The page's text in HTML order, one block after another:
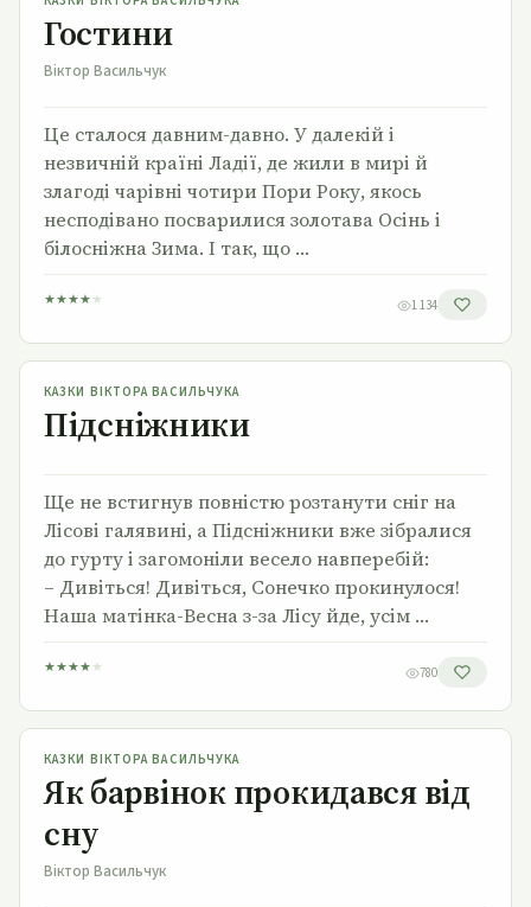
Гостини
Віктор Васильчук
Це сталося давним-давно. У далекій і
незвичній країні Ладії, де жили в мирі й
злагоді чарівні чотири Пори Року, якось
несподівано посварилися золотава Осінь і
білосніжна Зима. І так, що …
★★★★ ★ 1 134
Підсніжники
КАЗКИ ВІКТОРА ВАСИЛЬЧУКА
Підсніжники
Ще не встигнув повністю розтанути сніг на
Лісові галявині, а Підсніжники вже зібралися
до гурту і загомоніли весело навперебій:
– Дивіться! Дивіться, Сонечко прокинулося!
Наша матінка-Весна з-за Лісу йде, усім …
★★★★ ★ 780
Як барвінок прокидався від сну
КАЗКИ ВІКТОРА ВАСИЛЬЧУКА
Як барвінок прокидався від
сну
Віктор Васильчук